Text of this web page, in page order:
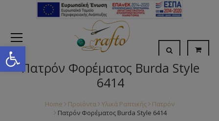
Open toolbar
Πατρόν Φορέματος Burda Style
6414
Home Προϊόντα Υλικά Ραπτικής
Πατρόν
Πατρόν Φορέματος Burda Style 6414